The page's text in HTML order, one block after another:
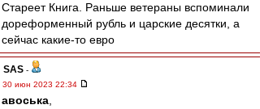
Стареет Книга. Раньше ветераны вспоминали
дореформенный рубль и царские десятки, а
сейчас какие-то евро
SAS -
30 июн 2023 22:34
авоська